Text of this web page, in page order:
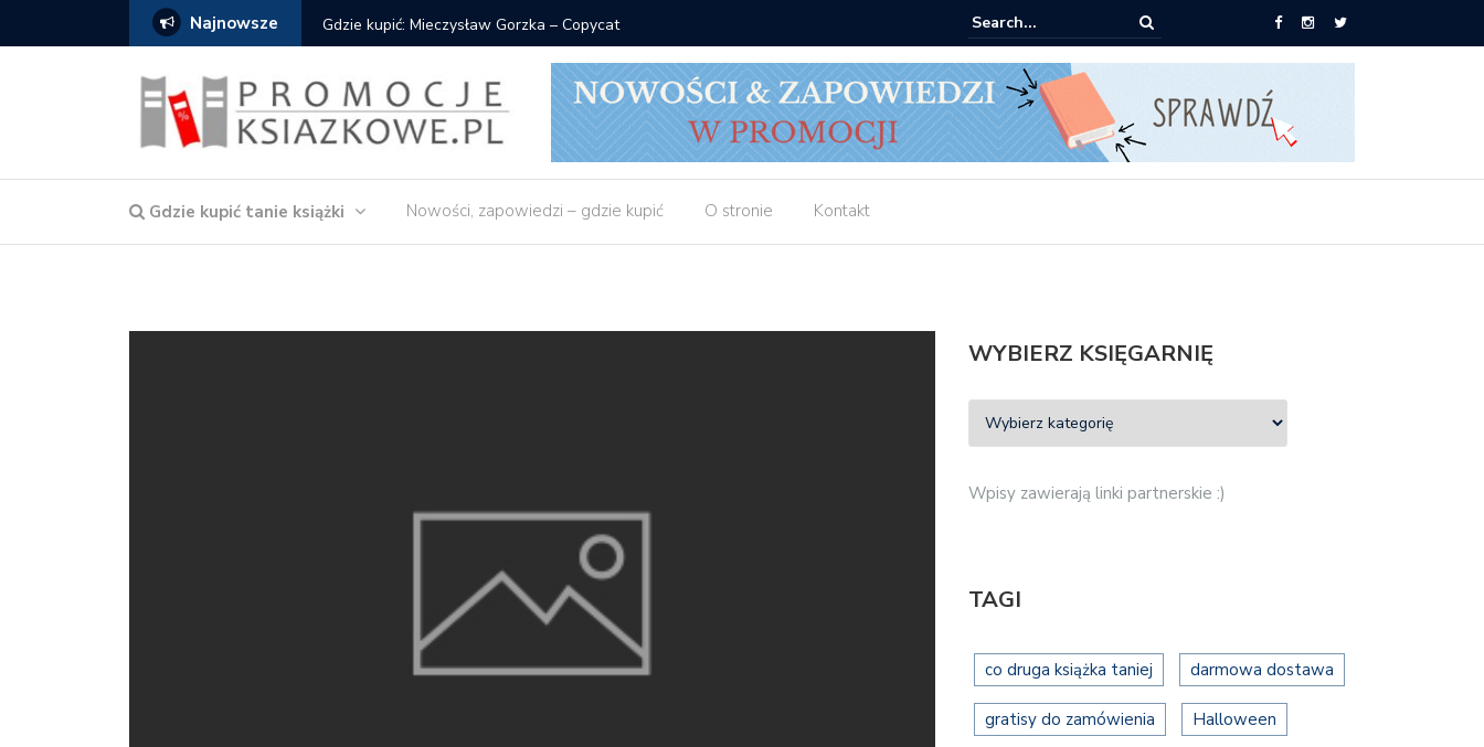
Najnowsze Gdzie kupić: Mieczysław Gorzka – Copycat Znak: książki od 2,90 zł do zamówienia
Gdzie kupić tanie książki Nowości, zapowiedzi – gdzie kupić O stronie Kontakt
WYBIERZ KSIĘGARNIĘ
Wpisy zawierają linki partnerskie :)
TAGI
co druga książka taniej darmowa dostawa
gratisy do zamówienia Halloween